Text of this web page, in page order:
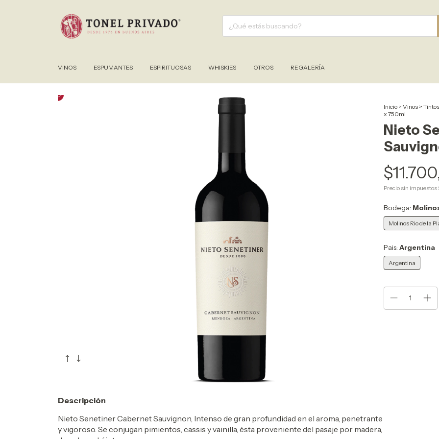
VINOS ESPUMANTES ESPIRITUOSAS WHISKIES OTROS REGALERÍA
Inicio > Vinos > Tintos
x 750ml
Nieto
Precio sin impuestos
Bodega:
Molinos Rio de la
Pais: Argentina
Argentina
Descripción
Nieto Senetiner Cabernet Sauvignon, Intenso de gran profundidad en el aroma, penetrante
y vigoroso. Se conjugan pimientos, cassis y vainilla, ésta proveniente del pasaje por madera,